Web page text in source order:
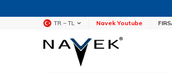
TR − TL Navek Youtube